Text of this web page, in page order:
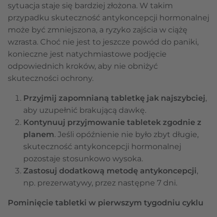
sytuacja staje się bardziej złożona. W takim
przypadku skuteczność antykoncepcji hormonalnej
może być zmniejszona, a ryzyko zajścia w ciążę
wzrasta. Choć nie jest to jeszcze powód do paniki,
konieczne jest natychmiastowe podjęcie
odpowiednich kroków, aby nie obniżyć
skuteczności ochrony.
Przyjmij zapomnianą tabletkę jak najszybciej,
aby uzupełnić brakującą dawkę.
Kontynuuj przyjmowanie tabletek zgodnie z
planem. Jeśli opóźnienie nie było zbyt długie,
skuteczność antykoncepcji hormonalnej
pozostaje stosunkowo wysoka.
Zastosuj dodatkową metodę antykoncepcji,
np. prezerwatywy, przez następne 7 dni.
Pominięcie tabletki w pierwszym tygodniu cyklu